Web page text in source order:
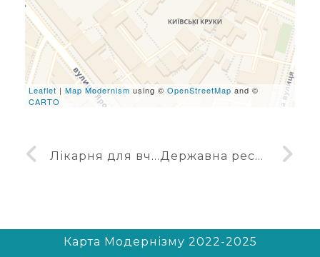
Leaflet | Map Modernism using © OpenStreetMap and ©
CARTO
Лікарня для вчених АН УРСР Державна республіканська бібліотека для дітей
Карта Модернізму 2022-2025